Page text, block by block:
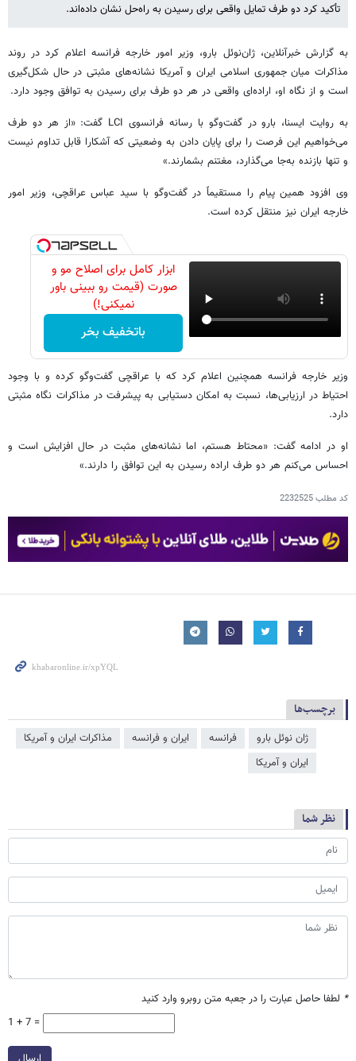
تأکید کرد دو طرف تمایل واقعی برای رسیدن به راه‌حل نشان داده‌اند.
به گزارش خبرآنلاین، ژان‌نوئل بارو، وزیر امور خارجه فرانسه اعلام کرد در روند
مذاکرات میان جمهوری اسلامی ایران و آمریکا نشانه‌های مثبتی در حال شکل‌گیری
است و از نگاه او، اراده‌ای واقعی در هر دو طرف برای رسیدن به توافق وجود دارد.
به روایت ایسنا، بارو در گفت‌وگو با رسانه فرانسوی LCI گفت: «از هر دو طرف
می‌خواهیم این فرصت را برای پایان دادن به وضعیتی که آشکارا قابل تداوم نیست
و تنها بازنده به‌جا می‌گذارد، مغتنم بشمارند.»
وی افزود همین پیام را مستقیماً در گفت‌وگو با سید عباس عراقچی، وزیر امور
خارجه ایران نیز منتقل کرده است.
ابزار کامل برای اصلاح مو و
صورت (قیمت رو ببینی باور
نمیکنی!)
باتخفیف بخر
وزیر خارجه فرانسه همچنین اعلام کرد که با عراقچی گفت‌وگو کرده و با وجود
احتیاط در ارزیابی‌ها، نسبت به امکان دستیابی به پیشرفت در مذاکرات نگاه مثبتی
دارد.
او در ادامه گفت: «محتاط هستم، اما نشانه‌های مثبت در حال افزایش است و
احساس می‌کنم هر دو طرف اراده رسیدن به این توافق را دارند.»
کد مطلب2232525
برچسب‌ها
ژان نوئل بارو فرانسه ایران و فرانسه
مذاکرات ایران و آمریکا
ایران و آمریکا
نظر شما
* لطفا حاصل عبارت را در جعبه متن روبرو وارد کنید
1 + 7 =